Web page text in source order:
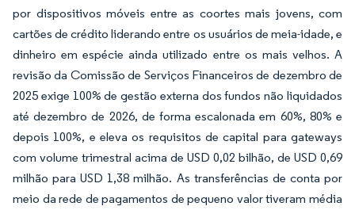
por dispositivos móveis entre as coortes mais jovens, com
cartões de crédito liderando entre os usuários de meia-idade, e
dinheiro em espécie ainda utilizado entre os mais velhos. A
revisão da Comissão de Serviços Financeiros de dezembro de
2025 exige 100% de gestão externa dos fundos não liquidados
até dezembro de 2026, de forma escalonada em 60%, 80% e
depois 100%, e eleva os requisitos de capital para gateways
com volume trimestral acima de USD 0,02 bilhão, de USD 0,69
milhão para USD 1,38 milhão. As transferências de conta por
meio da rede de pagamentos de pequeno valor tiveram média